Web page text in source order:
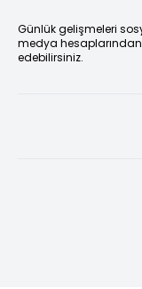
Günlük gelişmeleri
medya
edebilirsiniz.